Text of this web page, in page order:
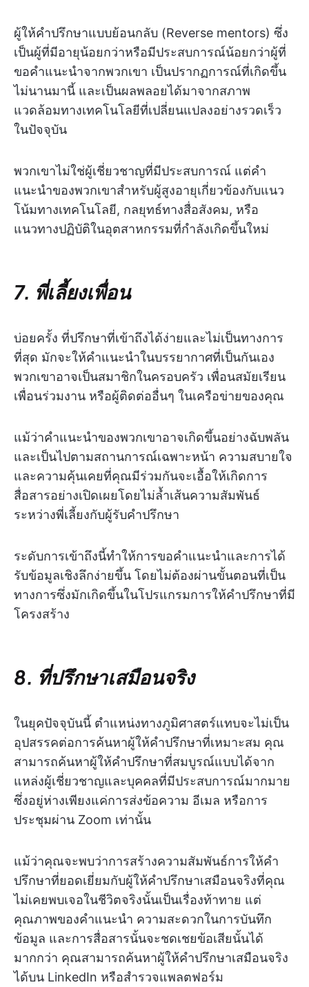
ผู้ให้คำปรึกษาแบบย้อนกลับ (Reverse mentors) ซึ่ง
เป็นผู้ที่มีอายุน้อยกว่าหรือมีประสบการณ์น้อยกว่าผู้ที่
ขอคำแนะนำจากพวกเขา เป็นปรากฏการณ์ที่เกิดขึ้น
ไม่นานมานี้ และเป็นผลพลอยได้มาจากสภาพ
แวดล้อมทางเทคโนโลยีที่เปลี่ยนแปลงอย่างรวดเร็ว
ในปัจจุบัน
พวกเขาไม่ใช่ผู้เชี่ยวชาญที่มีประสบการณ์ แต่คำ
แนะนำของพวกเขาสำหรับผู้สูงอายุเกี่ยวข้องกับแนว
โน้มทางเทคโนโลยี, กลยุทธ์ทางสื่อสังคม, หรือ
แนวทางปฏิบัติในอุตสาหกรรมที่กำลังเกิดขึ้นใหม่
7. พี่เลี้ยงเพื่อน
บ่อยครั้ง ที่ปรึกษาที่เข้าถึงได้ง่ายและไม่เป็นทางการ
ที่สุด มักจะให้คำแนะนำในบรรยากาศที่เป็นกันเอง
พวกเขาอาจเป็นสมาชิกในครอบครัว เพื่อนสมัยเรียน
เพื่อนร่วมงาน หรือผู้ติดต่ออื่นๆ ในเครือข่ายของคุณ
แม้ว่าคำแนะนำของพวกเขาอาจเกิดขึ้นอย่างฉับพลัน
และเป็นไปตามสถานการณ์เฉพาะหน้า ความสบายใจ
และความคุ้นเคยที่คุณมีร่วมกันจะเอื้อให้เกิดการ
สื่อสารอย่างเปิดเผยโดยไม่ล้ำเส้นความสัมพันธ์
ระหว่างพี่เลี้ยงกับผู้รับคำปรึกษา
ระดับการเข้าถึงนี้ทำให้การขอคำแนะนำและการได้
รับข้อมูลเชิงลึกง่ายขึ้น โดยไม่ต้องผ่านขั้นตอนที่เป็น
ทางการซึ่งมักเกิดขึ้นในโปรแกรมการให้คำปรึกษาที่มี
โครงสร้าง
8. ที่ปรึกษาเสมือนจริง
ในยุคปัจจุบันนี้ ตำแหน่งทางภูมิศาสตร์แทบจะไม่เป็น
อุปสรรคต่อการค้นหาผู้ให้คำปรึกษาที่เหมาะสม คุณ
สามารถค้นหาผู้ให้คำปรึกษาที่สมบูรณ์แบบได้จาก
แหล่งผู้เชี่ยวชาญและบุคคลที่มีประสบการณ์มากมาย
ซึ่งอยู่ห่างเพียงแค่การส่งข้อความ อีเมล หรือการ
ประชุมผ่าน Zoom เท่านั้น
แม้ว่าคุณจะพบว่าการสร้างความสัมพันธ์การให้คำ
ปรึกษาที่ยอดเยี่ยมกับผู้ให้คำปรึกษาเสมือนจริงที่คุณ
ไม่เคยพบเจอในชีวิตจริงนั้นเป็นเรื่องท้าทาย แต่
คุณภาพของคำแนะนำ ความสะดวกในการบันทึก
ข้อมูล และการสื่อสารนั้นจะชดเชยข้อเสียนั้นได้
มากกว่า คุณสามารถค้นหาผู้ให้คำปรึกษาเสมือนจริง
ได้บน LinkedIn หรือสำรวจแพลตฟอร์ม